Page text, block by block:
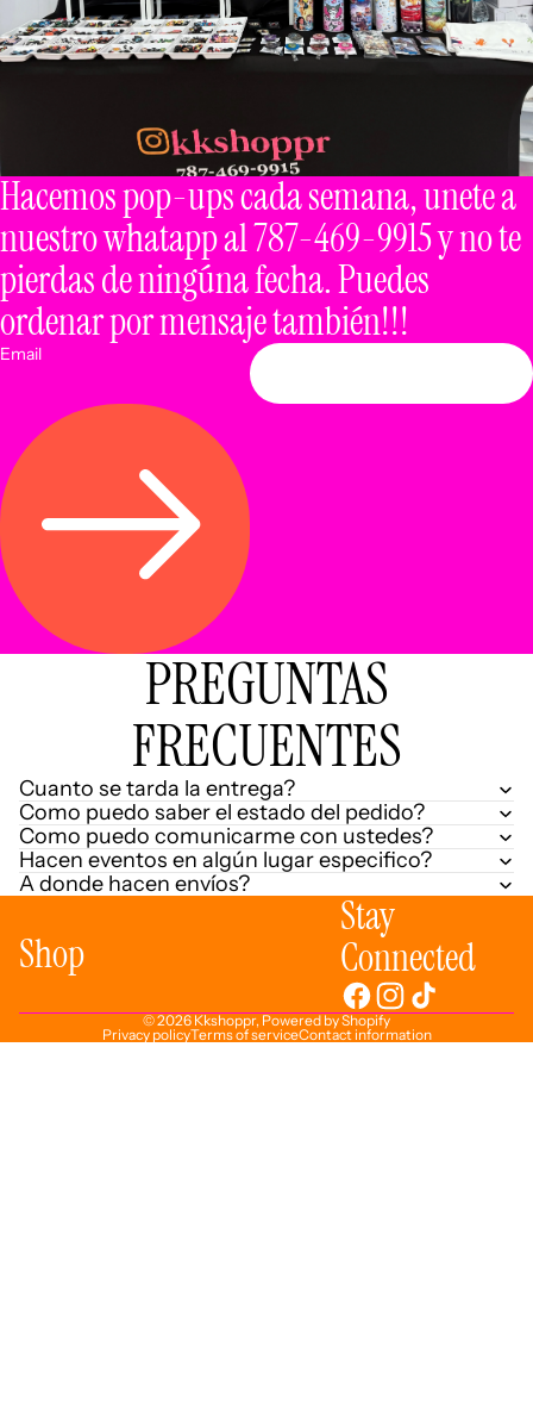
Hacemos pop-ups cada semana, unete a
nuestro whatapp al 787-469-9915 y no te
pierdas de ningúna fecha. Puedes
ordenar por mensaje también!!!
Email
PREGUNTAS
FRECUENTES
Cuanto se tarda la entrega?
Como puedo saber el estado del pedido?
Como puedo comunicarme con ustedes?
Hacen eventos en algún lugar especifico?
A donde hacen envíos?
Shop
Stay
Connected
© 2026 Kkshoppr, Powered by Shopify
Privacy policyTerms of serviceContact information